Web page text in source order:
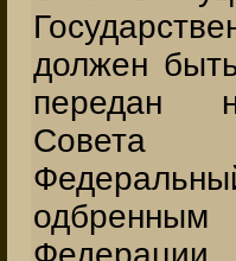
должен
передан
Совета